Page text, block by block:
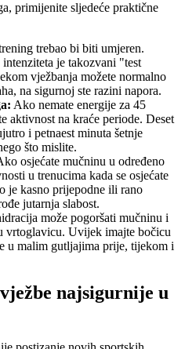
primijenite sljedeće praktične
trebao bi biti umjeren.
je takozvani "test
vježbanja možete normalno
na sigurnoj ste razini napora.
Ako nemate energije za 45
aktivnost na kraće periode. Deset
i petnaest minuta šetnje
što mislite.
osjećate mučninu u određeno
u trenucima kada se osjećate
je kasno prijepodne ili rano
jutarnja slabost.
može pogoršati mučninu i
vrtoglavicu. Uvijek imajte bočicu
u malim gutljajima prije, tijekom i
najsigurnije u